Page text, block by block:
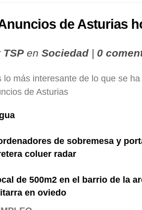
de Asturias
TSP en Sociedad | 0
lo más interesante de lo que se
de Asturias
de sobremesa y
coluer radar
de 500m2 en el barrio de la
en oviedo